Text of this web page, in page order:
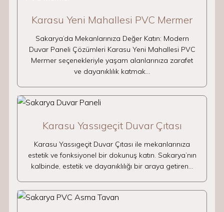
Karasu Yeni Mahallesi PVC Mermer
Sakarya’da Mekanlarınıza Değer Katın: Modern
Duvar Paneli Çözümleri Karasu Yeni Mahallesi PVC
Mermer seçenekleriyle yaşam alanlarınıza zarafet
ve dayanıklılık katmak…
Karasu Yassıgeçit Duvar Çıtası
Karasu Yassıgeçit Duvar Çıtası ile mekanlarınıza
estetik ve fonksiyonel bir dokunuş katın. Sakarya’nın
kalbinde, estetik ve dayanıklılığı bir araya getiren…